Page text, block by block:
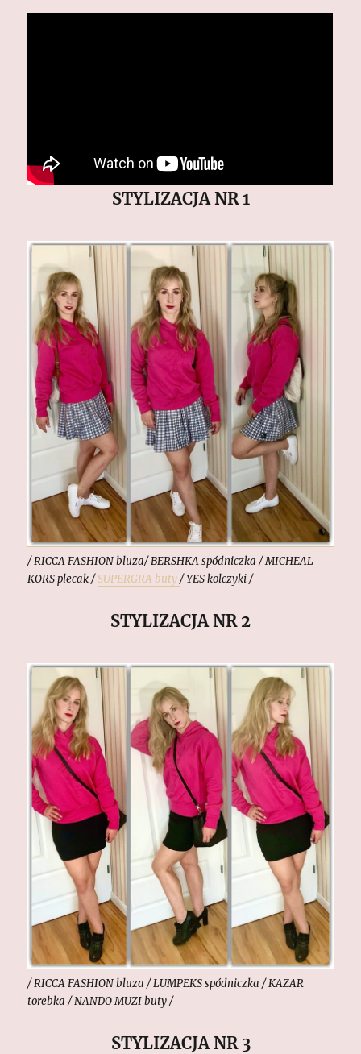
STYLIZACJA NR 1
/ RICCA FASHION bluza/ BERSHKA spódniczka / MICHEAL
KORS plecak /SUPERGRA buty/ YES kolczyki /
STYLIZACJA NR 2
/ RICCA FASHION bluza / LUMPEKS spódniczka / KAZAR
torebka / NANDO MUZI buty /
STYLIZACJA NR 3